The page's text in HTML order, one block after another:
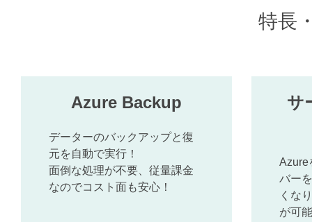
特長
Azure Backup
データーのバックアップと復
元を自動で実行！
面倒な処理が不要、従量課金
なのでコスト面も安心！
サ
Azure
バー
くな
が可